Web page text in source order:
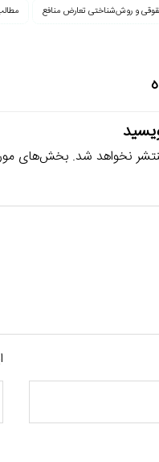
و روش‌شناختی تعارض منافع
نخواهد شد. بخش‌های